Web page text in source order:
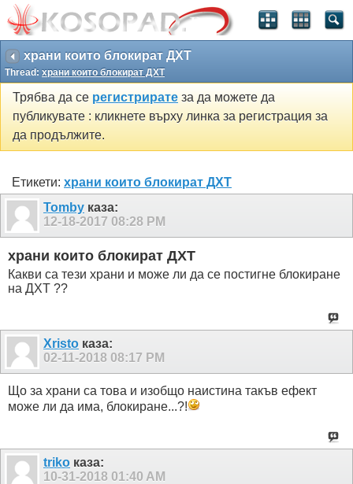
храни които блокират ДХТ
Thread: храни които блокират ДХТ
Трябва да се регистрирате за да можете да
публикувате : кликнете върху линка за регистрация за
да продължите.
Етикети: храни които блокират ДХТ
Tomby каза:
12-18-2017 08:28 PM
храни които блокират ДХТ
Какви са тези храни и може ли да се постигне блокиране
на ДХТ ??
Xristo каза:
02-11-2018 08:17 PM
Що за храни са това и изобщо наистина такъв ефект
може ли да има, блокиране...?!
triko каза:
10-31-2018 01:40 AM